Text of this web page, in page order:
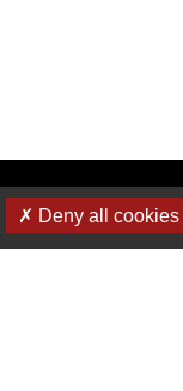
Deny all cookies